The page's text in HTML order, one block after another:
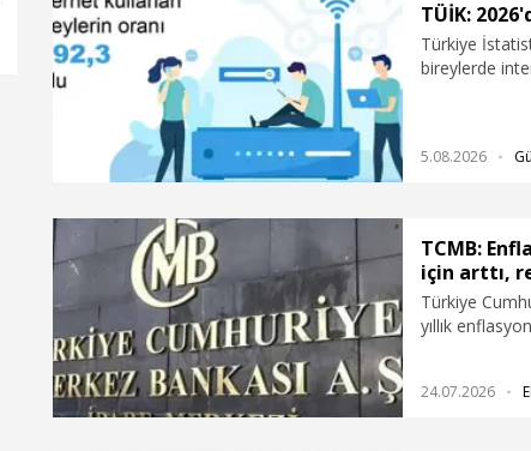
TÜİK:
Türkiye
bireylerde
5.08.2026
TCMB:
için arttı,
Türkiye
yıllık
24.07.2026